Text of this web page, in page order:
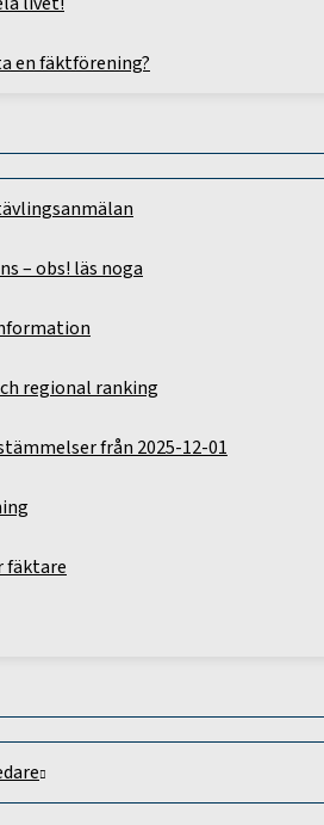
en fäktförening?
– obs! läs noga
regional ranking
från 2025-12-01
fäktare